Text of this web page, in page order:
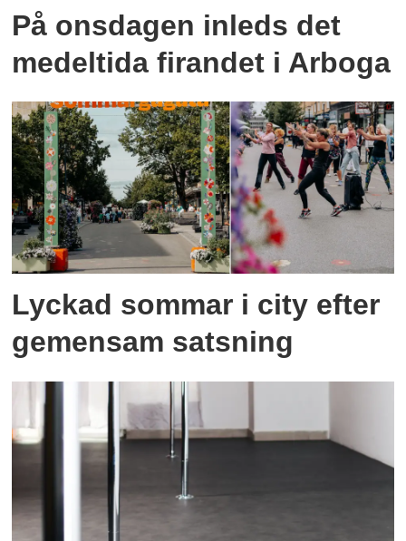
På onsdagen inleds det
medeltida firandet i Arboga
Lyckad sommar i city efter
gemensam satsning